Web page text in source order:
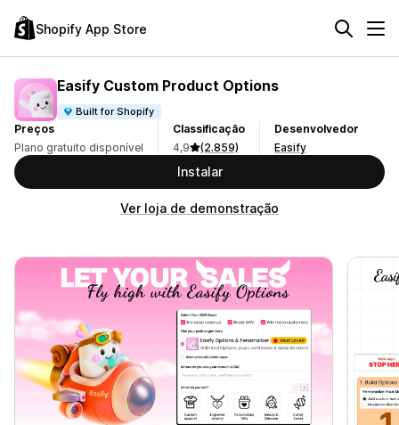
Shopify App Store
Easify Custom Product Options
Built for Shopify
Preços
Plano gratuito disponível
Classificação
4,9
(2.859)
Desenvolvedor
Easify
Instalar
Ver loja de demonstração